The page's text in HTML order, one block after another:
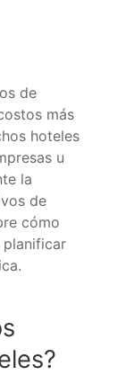
de
más
hoteles
u
la
de
cómo